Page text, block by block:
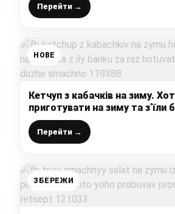
Перейти →
НОВЕ
Кетчуп з кабачків на зиму.
приготувати на зиму та з’їли
Готуватиму все літо, бо дуже
Перейти →
ЗБЕРЕЖИ